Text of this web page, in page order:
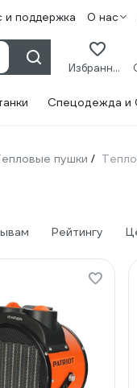
и поддержка О нас
Избранное
Спецодежда и
пушки /
Рейтингу